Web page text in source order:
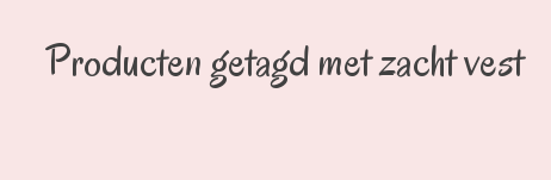
Producten getagd met zacht vest